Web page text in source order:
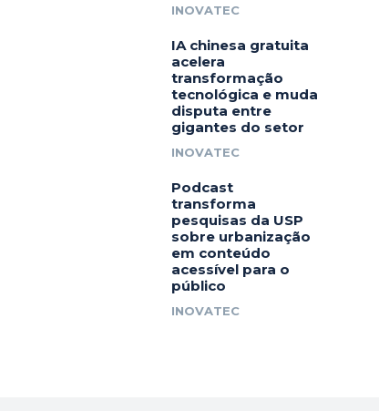
INOVATEC
IA chinesa gratuita
acelera
transformação
tecnológica e muda
disputa entre
gigantes do setor
INOVATEC
Podcast
transforma
pesquisas da USP
sobre urbanização
em conteúdo
acessível para o
público
INOVATEC